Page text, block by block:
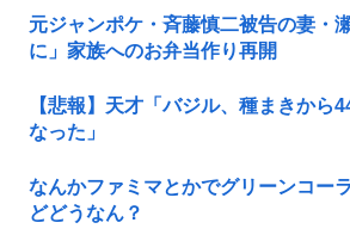
元ジャンポケ・斉藤慎二被告の妻・
に」家族へのお弁当作り再開
【悲報】天才「バジル、種まきから
なった」
なんかファミマとかでグリーンコー
どどうなん？